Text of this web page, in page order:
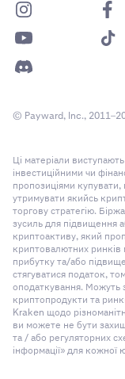
© Payward, Inc.,
Ці матеріали
інвестиційними чи
пропозиціями купувати,
утримувати якийсь
торгову стратегію.
зусиль для підвищення
криптоактиву, який
криптовалютних
прибутку та/або
стягуватися податок,
оподаткування. Можуть
криптопродукти та
Kraken щодо
ви можете не бути
та / або регуляторних
інформації» для кожної